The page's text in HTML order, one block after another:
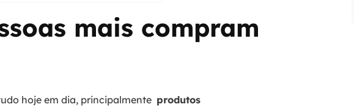
mais compram
hoje em dia, principalmente produtos